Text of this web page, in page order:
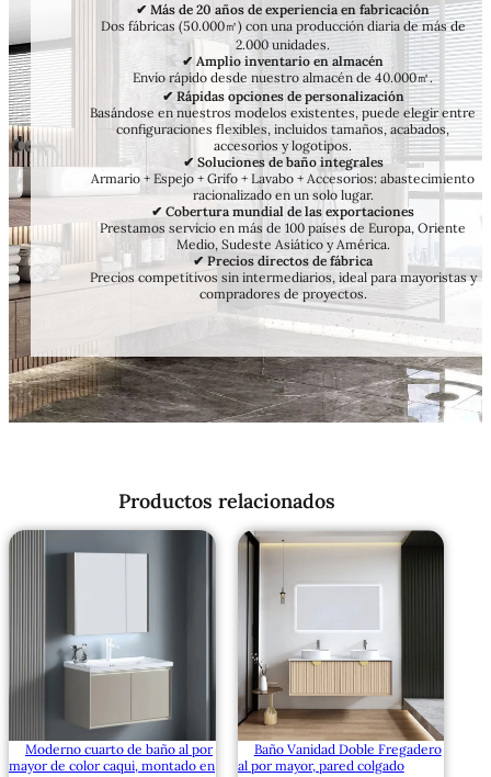
✔ Más de 20 años de experiencia en fabricación
Dos fábricas (50.000㎡) con una producción diaria de más de
2.000 unidades.
✔ Amplio inventario en almacén
Envío rápido desde nuestro almacén de 40.000㎡.
✔ Rápidas opciones de personalización
Basándose en nuestros modelos existentes, puede elegir entre
configuraciones flexibles, incluidos tamaños, acabados,
accesorios y logotipos.
✔ Soluciones de baño integrales
Armario + Espejo + Grifo + Lavabo + Accesorios: abastecimiento
racionalizado en un solo lugar.
✔ Cobertura mundial de las exportaciones
Prestamos servicio en más de 100 países de Europa, Oriente
Medio, Sudeste Asiático y América.
✔ Precios directos de fábrica
Precios competitivos sin intermediarios, ideal para mayoristas y
compradores de proyectos.
Productos relacionados
Moderno cuarto de baño al por
mayor de color caqui, montado en
Baño Vanidad Doble Fregadero
al por mayor, pared colgado